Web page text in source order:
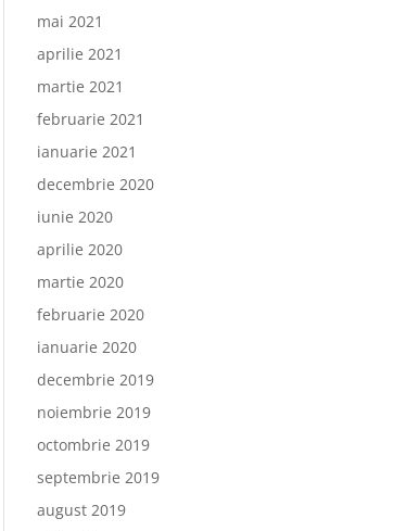
mai 2021
aprilie 2021
martie 2021
februarie 2021
ianuarie 2021
decembrie 2020
iunie 2020
aprilie 2020
martie 2020
februarie 2020
ianuarie 2020
decembrie 2019
noiembrie 2019
octombrie 2019
septembrie 2019
august 2019